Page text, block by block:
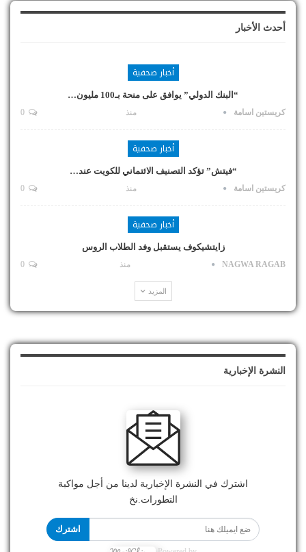
أحدث الأخبار
أخبار صحفية
“البنك الدولي” يوافق على منحة بـ100 مليون…
كريستين اسامة منذ
أخبار صحفية
“فيتش” تؤكد التصنيف الائتماني للكويت عند…
كريستين اسامة منذ
أخبار صحفية
زايتشيكوف يستقبل وفد الطلاب الروس
NAGWA RAGAB منذ
المزيد
النشرة الإخبارية
اشترك في النشرة الإخبارية لدينا من أجل مواكبة
التطورات.نخ
اشترك